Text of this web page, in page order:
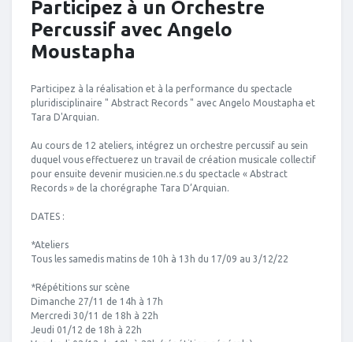
Participez à un Orchestre
Percussif avec Angelo
Moustapha
Participez à la réalisation et à la performance du spectacle
pluridisciplinaire " Abstract Records " avec Angelo Moustapha et
Tara D'Arquian.
Au cours de 12 ateliers, intégrez un orchestre percussif au sein
duquel vous effectuerez un travail de création musicale collectif
pour ensuite devenir musicien.ne.s du spectacle « Abstract
Records » de la chorégraphe Tara D’Arquian.
DATES :
*Ateliers
Tous les samedis matins de 10h à 13h du 17/09 au 3/12/22
*Répétitions sur scène
Dimanche 27/11 de 14h à 17h
Mercredi 30/11 de 18h à 22h
Jeudi 01/12 de 18h à 22h